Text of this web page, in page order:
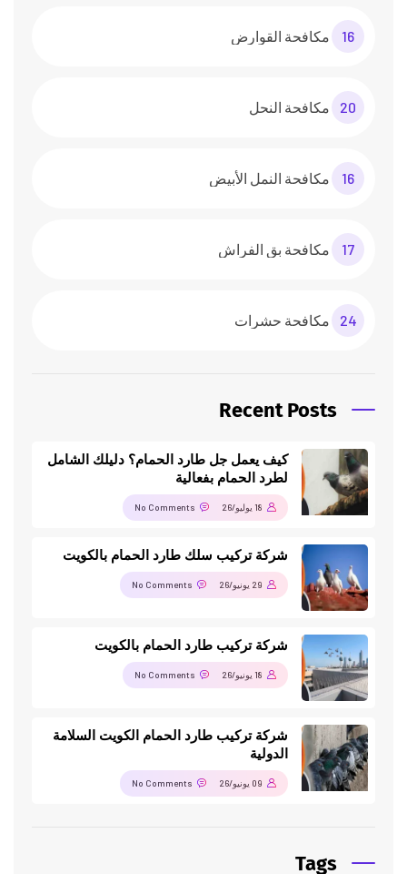
مكافحة القوارض 16
مكافحة النحل 20
مكافحة النمل الأبيض 16
مكافحة بق الفراش 17
مكافحة حشرات 24
Recent Posts
كيف يعمل جل طارد الحمام؟ دليلك الشامل
لطرد الحمام بفعالية
18 يوليو/26 No Comments
شركة تركيب سلك طارد الحمام بالكويت
29 يونيو/26 No Comments
شركة تركيب طارد الحمام بالكويت
18 يونيو/26 No Comments
شركة تركيب طارد الحمام الكويت السلامة
الدولية
09 يونيو/26 No Comments
Tags